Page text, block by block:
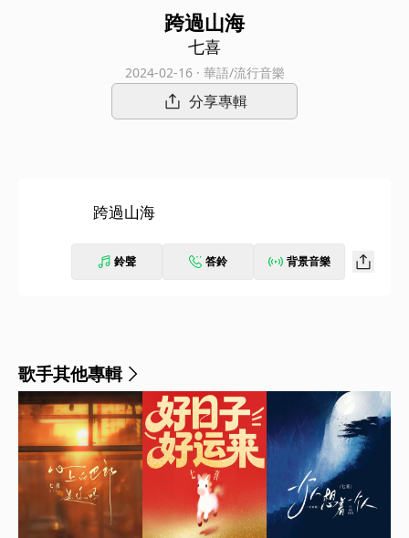
跨過山海
七喜
2024-02-16 · 華語/流行音樂
分享專輯
跨過山海
鈴聲 答鈴 背景音樂
歌手其他專輯